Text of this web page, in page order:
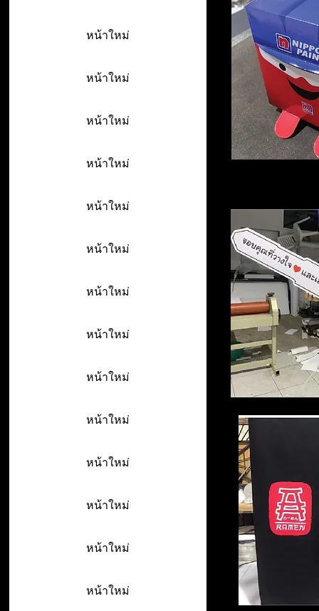
หน้าใหม่
หน้าใหม่
หน้าใหม่
หน้าใหม่
หน้าใหม่
หน้าใหม่
หน้าใหม่
หน้าใหม่
หน้าใหม่
หน้าใหม่
หน้าใหม่
หน้าใหม่
หน้าใหม่
หน้าใหม่